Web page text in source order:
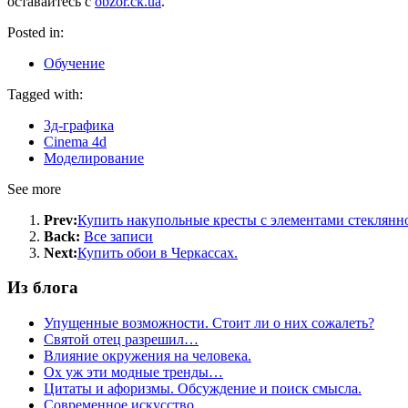
Posted in:
Обучение
Tagged with:
3д-графика
Cinema 4d
Моделирование
See more
Prev:Купить накупольные кресты с элементами
Back: Все записи
Next:Купить обои в Черкассах.
Из блога
Упущенные возможности. Стоит ли о них сожалеть?
Святой отец разрешил…
Влияние окружения на человека.
Ох уж эти модные тренды…
Цитаты и афоризмы. Обсуждение и поиск смысла.
Современное искусство.